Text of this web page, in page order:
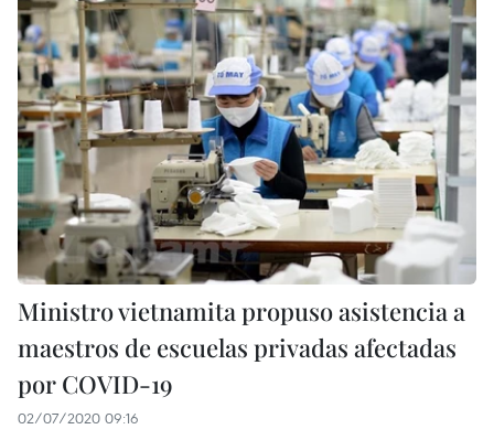
Ministro vietnamita propuso asistencia a
maestros de escuelas privadas afectadas
por COVID-19
02/07/2020 09:16